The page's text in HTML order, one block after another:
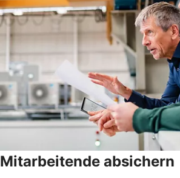
Mitarbeitende absichern